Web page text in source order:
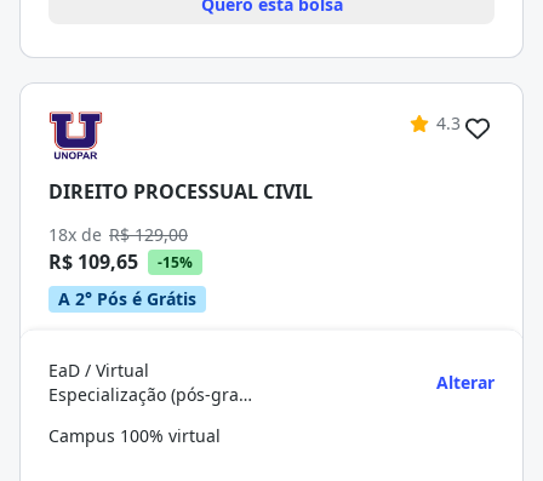
4.3
DIREITO PROCESSUAL CIVIL
18x de R$ 129,00
R$ 109,65 -15%
A 2° Pós é Grátis
EaD / Virtual
Especialização (pós-graduação)
Alterar
Campus 100% virtual